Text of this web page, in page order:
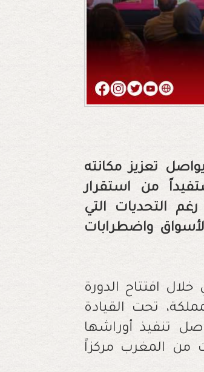
تعزيز مكانته
من استقرار
التحديات التي
واضطرابات
افتتاح الدورة
تحت القيادة
تنفيذ أوراشها
من المغرب مركزاً